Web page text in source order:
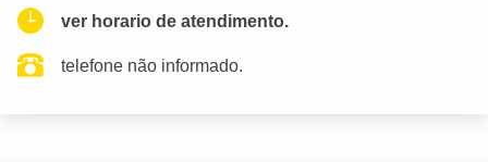
ver horario de atendimento.
telefone não informado.